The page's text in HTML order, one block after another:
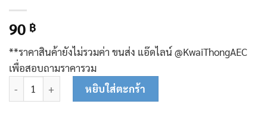
90 ฿
**ราคาสินค้ายังไม่รวมค่า ขนส่ง แอ๊ดไลน์ @KwaiThongAEC
เพื่อสอบถามราคารวม
จำนวน แผ่นรองหลัง 26-0224 ชิ้น
หยิบใส่ตะกร้า